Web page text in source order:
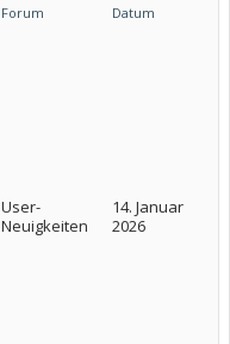
Forum Datum
User-
Neuigkeiten
14. Januar
2026